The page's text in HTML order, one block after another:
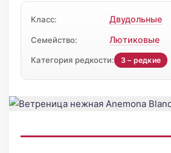
Класс: Двудольные
Семейство: Лютиковые
Категория редкости: 3 – редкие